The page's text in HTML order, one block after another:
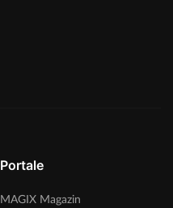
Portale
MAGIX Magazin